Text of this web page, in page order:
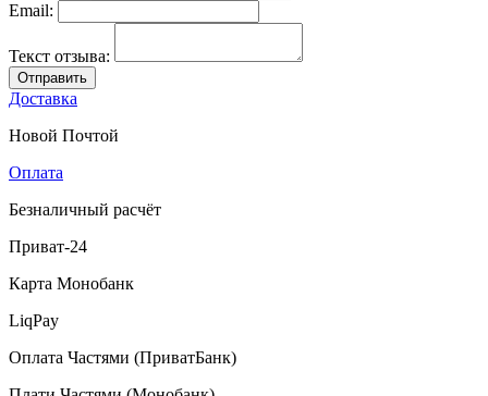
Email:
Текст отзыва:
Отправить
Доставка
Новой Почтой
Оплата
Безналичный расчёт
Приват-24
Карта Монобанк
LiqPay
Оплата Частями (ПриватБанк)